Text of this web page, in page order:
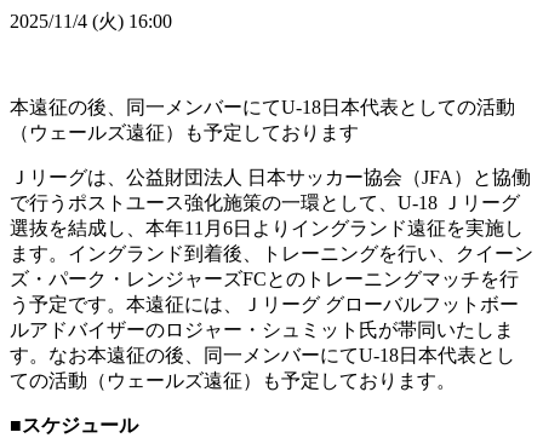
2025/11/4 (火) 16:00
本遠征の後、同一メンバーにてU-18日本代表としての活動
（ウェールズ遠征）も予定しております
Ｊリーグは、公益財団法人 日本サッカー協会（JFA）と協働
で行うポストユース強化施策の一環として、U-18 Ｊリーグ
選抜を結成し、本年11月6日よりイングランド遠征を実施し
ます。イングランド到着後、トレーニングを行い、クイーン
ズ・パーク・レンジャーズFCとのトレーニングマッチを行
う予定です。本遠征には、Ｊリーグ グローバルフットボー
ルアドバイザーのロジャー・シュミット氏が帯同いたしま
す。なお本遠征の後、同一メンバーにてU-18日本代表とし
ての活動（ウェールズ遠征）も予定しております。
■スケジュール